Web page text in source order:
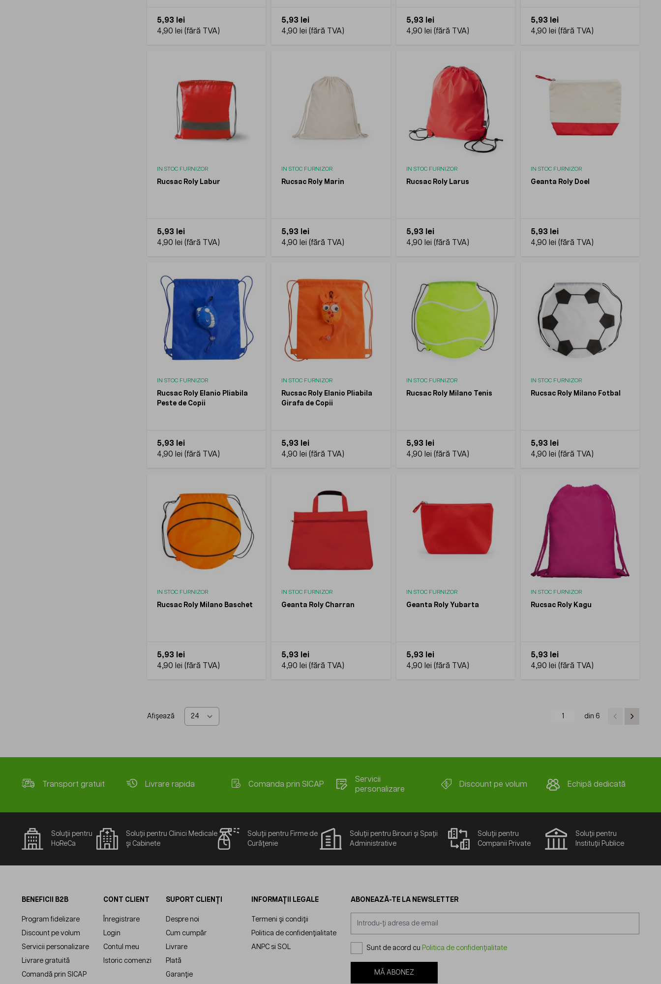
5,93 lei
4,90 lei
5,93 lei
4,90 lei
5,93 lei
4,90 lei
5,93 lei
4,90 lei
IN STOC FURNIZOR
Rucsac Roly Labur
5,93 lei
4,90 lei
IN STOC FURNIZOR
Rucsac Roly Marin
5,93 lei
4,90 lei
IN STOC FURNIZOR
Rucsac Roly Larus
5,93 lei
4,90 lei
IN STOC FURNIZOR
Geanta Roly Doel
5,93 lei
4,90 lei
IN STOC FURNIZOR
Rucsac Roly Elanio Pliabila
Peste de Copii
5,93 lei
4,90 lei
IN STOC FURNIZOR
Rucsac Roly Elanio Pliabila
Girafa de Copii
5,93 lei
4,90 lei
IN STOC FURNIZOR
Rucsac Roly Milano Tenis
5,93 lei
4,90 lei
IN STOC FURNIZOR
Rucsac Roly Milano Fotbal
5,93 lei
4,90 lei
IN STOC FURNIZOR
Rucsac Roly Milano Baschet
5,93 lei
4,90 lei
IN STOC FURNIZOR
Geanta Roly Charran
5,93 lei
4,90 lei
IN STOC FURNIZOR
Geanta Roly Yubarta
5,93 lei
4,90 lei
IN STOC FURNIZOR
Rucsac Roly Kagu
5,93 lei
4,90 lei
Afișează din 6
Transport gratuit Livrare rapida Comanda prin SICAP
Servicii
personalizare
Discount pe volum Echipă dedicată
Soluții pentru
HoReCa
Soluții pentru Clinici Medicale
și Cabinete
Soluții pentru Firme de
Curățenie
Soluții pentru Birouri și Spații
Administrative
Soluții pentru
Companii Private
Soluții pentru
Instituții Publice
BENEFICII B2B
Program fidelizare
Discount pe volum
Servicii personalizare
Livrare gratuită
Comandă prin SICAP
CONT CLIENT
Înregistrare
Login
Contul meu
Istoric comenzi
SUPORT CLIENȚI
Despre noi
Cum cumpăr
Livrare
Plată
Garanție
INFORMAȚII LEGALE
Termeni și condiții
Politica de confidențialitate
ANPC si SOL
ABONEAZĂ-TE LA NEWSLETTER
Sunt de acord cu Politica de confidențialitate
MĂ ABONEZ